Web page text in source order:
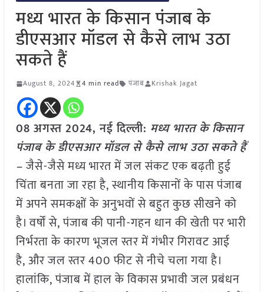
मध्य भारत के किसान पंजाब के
डीएसआर मॉडल से कैसे लाभ उठा
सकते हैं
August 8, 2024 4 min read पंजाब Krishak Jagat
08 अगस्त 2024, नई दिल्ली: मध्य भारत के किसान
पंजाब के डीएसआर मॉडल से कैसे लाभ उठा सकते हैं
–जैसे-जैसे मध्य भारत में जल संकट एक बढ़ती हुई
चिंता बनता जा रहा है, स्थानीय किसानों के पास पंजाब
में अपने समकक्षों के अनुभवों से बहुत कुछ सीखने को
है। वर्षों से, पंजाब की पानी-गहन धान की खेती पर भारी
निर्भरता के कारण भूजल स्तर में गंभीर गिरावट आई
है, और जल स्तर 400 फीट से नीचे चला गया है।
हालांकि, पंजाब में हाल के विकास प्रभावी जल प्रबंधन